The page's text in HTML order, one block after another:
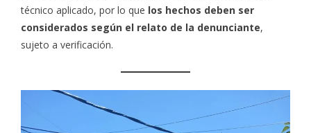
técnico aplicado, por lo que los hechos deben ser
considerados según el relato de la denunciante,
sujeto a verificación.